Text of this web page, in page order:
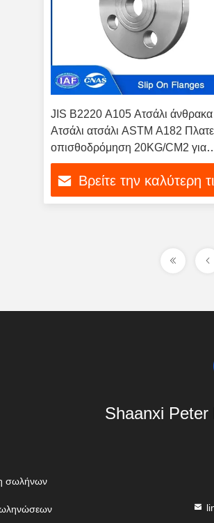
JIS B2220 A105 Ατσάλι άνθρακα
Ατσάλι ατσάλι ASTM A182
οπισθοδρόμηση 20KG/CM2 για
εγκαταστάσεις επεξεργασίας
λυμάτωνΒρείτε την καλύτερη
Shaanxi
σωλήνων